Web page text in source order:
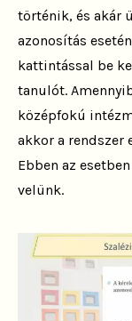
történik, és akár
azonosítás
kattintással be
tanulót.
középfokú
akkor a rendszer
Ebben az
velünk.